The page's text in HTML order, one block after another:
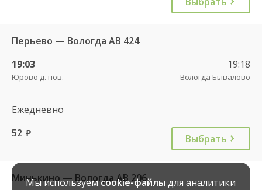
Перьево — Вологда АВ 424
19:03
Юрово д. пов.
19:18
Вологда Бывалово
Ежедневно
52 руб. Выбрать
Минькино — Вологда АВ 206
Мы используемcookie-файлы для аналитики